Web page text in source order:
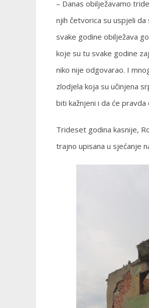
– Danas obilježavamo
njih četvorica su uspjeli
svake godine obilježava
koje su tu svake godine
niko nije odgovarao. I
zlodjela koja su učinjena
biti kažnjeni i da će
Trideset godina kasnije,
trajno upisana u sjećanje